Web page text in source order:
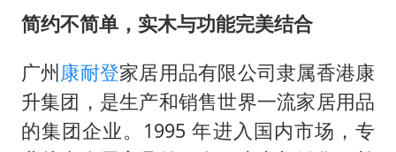
夯实基础开新局
简约不简单，实木与功能完美结合
广州康耐登家居用品有限公司隶属香港康
升集团，是生产和销售世界一流家居用品
的集团企业。1995 年进入国内市场，专